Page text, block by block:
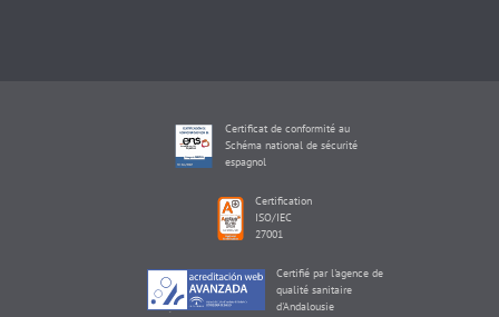
Certificat de conformité au
Schéma national de sécurité
espagnol
Certification
ISO/IEC
27001
Certifié par l'agence de
qualité sanitaire
d'Andalousie